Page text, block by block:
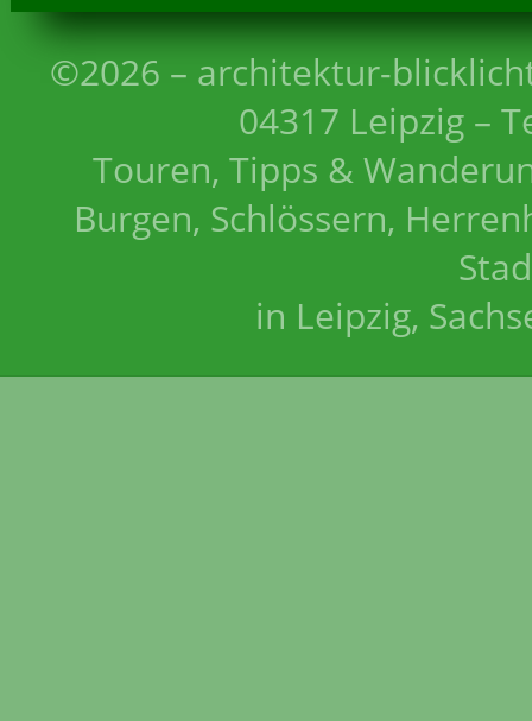
©2026 – architektur-
04317 Leipzig –
Touren, Tipps &
Burgen, Schlössern,
in Leipzig,